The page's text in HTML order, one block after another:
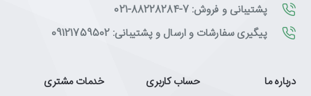
پشتیبانی و فروش: 7-88228284-021
پیگیری سفارشات و ارسال و پشتیبانی: 09121759502
درباره ما حساب کاربری خدمات مشتری